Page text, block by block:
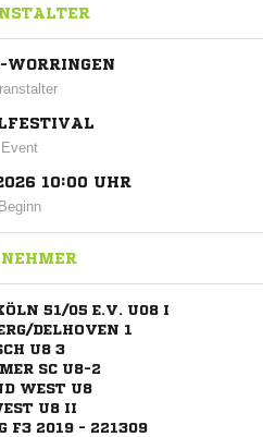
WORRINGEN
Event
10:00 UHR
Beginn
51/05 E.V. U08 I
DELHOVEN 1
U8 3
SC U8-2
WEST U8
U8 II
F3 2019 - 221309